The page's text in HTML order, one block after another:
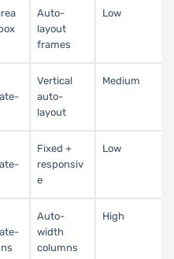
Auto-
layout
frames
Low
Vertical
auto-
layout
Medium
Fixed +
responsiv
e
Low
Auto-
width
columns
High